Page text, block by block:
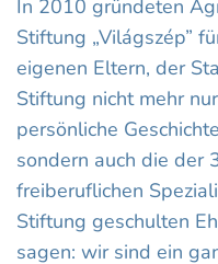
In 2010 gründeten
Stiftung „Világszép”
eigenen Eltern, der
Stiftung nicht mehr
persönliche
sondern auch die der
freiberuflichen
Stiftung geschulten
sagen: wir sind ein